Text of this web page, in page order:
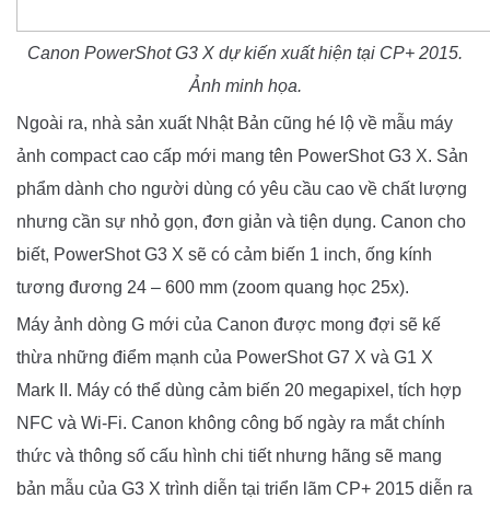
Canon PowerShot G3 X dự kiến xuất hiện tại CP+ 2015.
Ảnh minh họa.
Ngoài ra, nhà sản xuất Nhật Bản cũng hé lộ về mẫu máy
ảnh compact cao cấp mới mang tên PowerShot G3 X. Sản
phẩm dành cho người dùng có yêu cầu cao về chất lượng
nhưng cần sự nhỏ gọn, đơn giản và tiện dụng. Canon cho
biết, PowerShot G3 X sẽ có cảm biến 1 inch, ống kính
tương đương 24 – 600 mm (zoom quang học 25x).
Máy ảnh dòng G mới của Canon được mong đợi sẽ kế
thừa những điểm mạnh của PowerShot G7 X và G1 X
Mark II. Máy có thể dùng cảm biến 20 megapixel, tích hợp
NFC và Wi-Fi. Canon không công bố ngày ra mắt chính
thức và thông số cấu hình chi tiết nhưng hãng sẽ mang
bản mẫu của G3 X trình diễn tại triển lãm CP+ 2015 diễn ra